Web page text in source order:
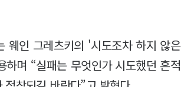
웨인 그레츠키의 '시도조차 하지 않은
며 “실패는 무엇인가 시도했던 흔적